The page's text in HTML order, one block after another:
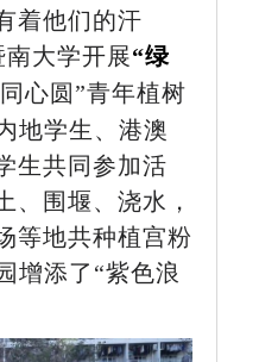
着他们的汗
大学开展“绿
心圆”青年植树
地学生、港澳
生共同参加活
、围堰、浇水，
等地共种植宫粉
增添了“紫色浪